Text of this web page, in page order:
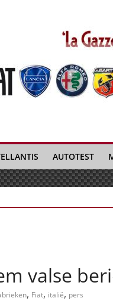
AUTOTEST
valse
, Fiat, italië, pers